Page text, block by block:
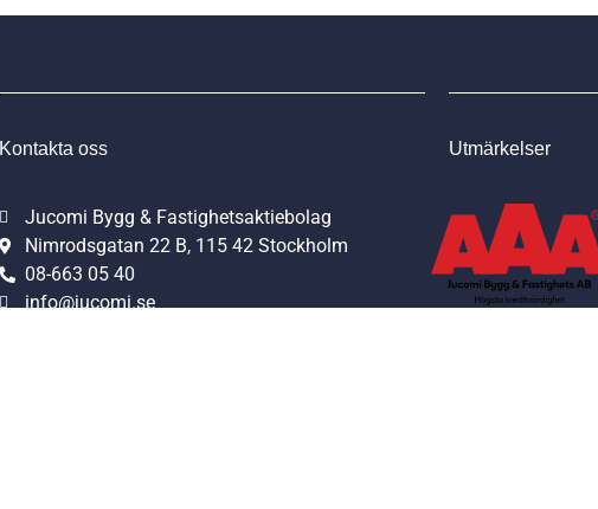
Kontakta oss
Jucomi Bygg & Fastighetsaktiebolag
Nimrodsgatan 22 B, 115 42 Stockholm
08-663 05 40
info@jucomi.se
Utmärkelser